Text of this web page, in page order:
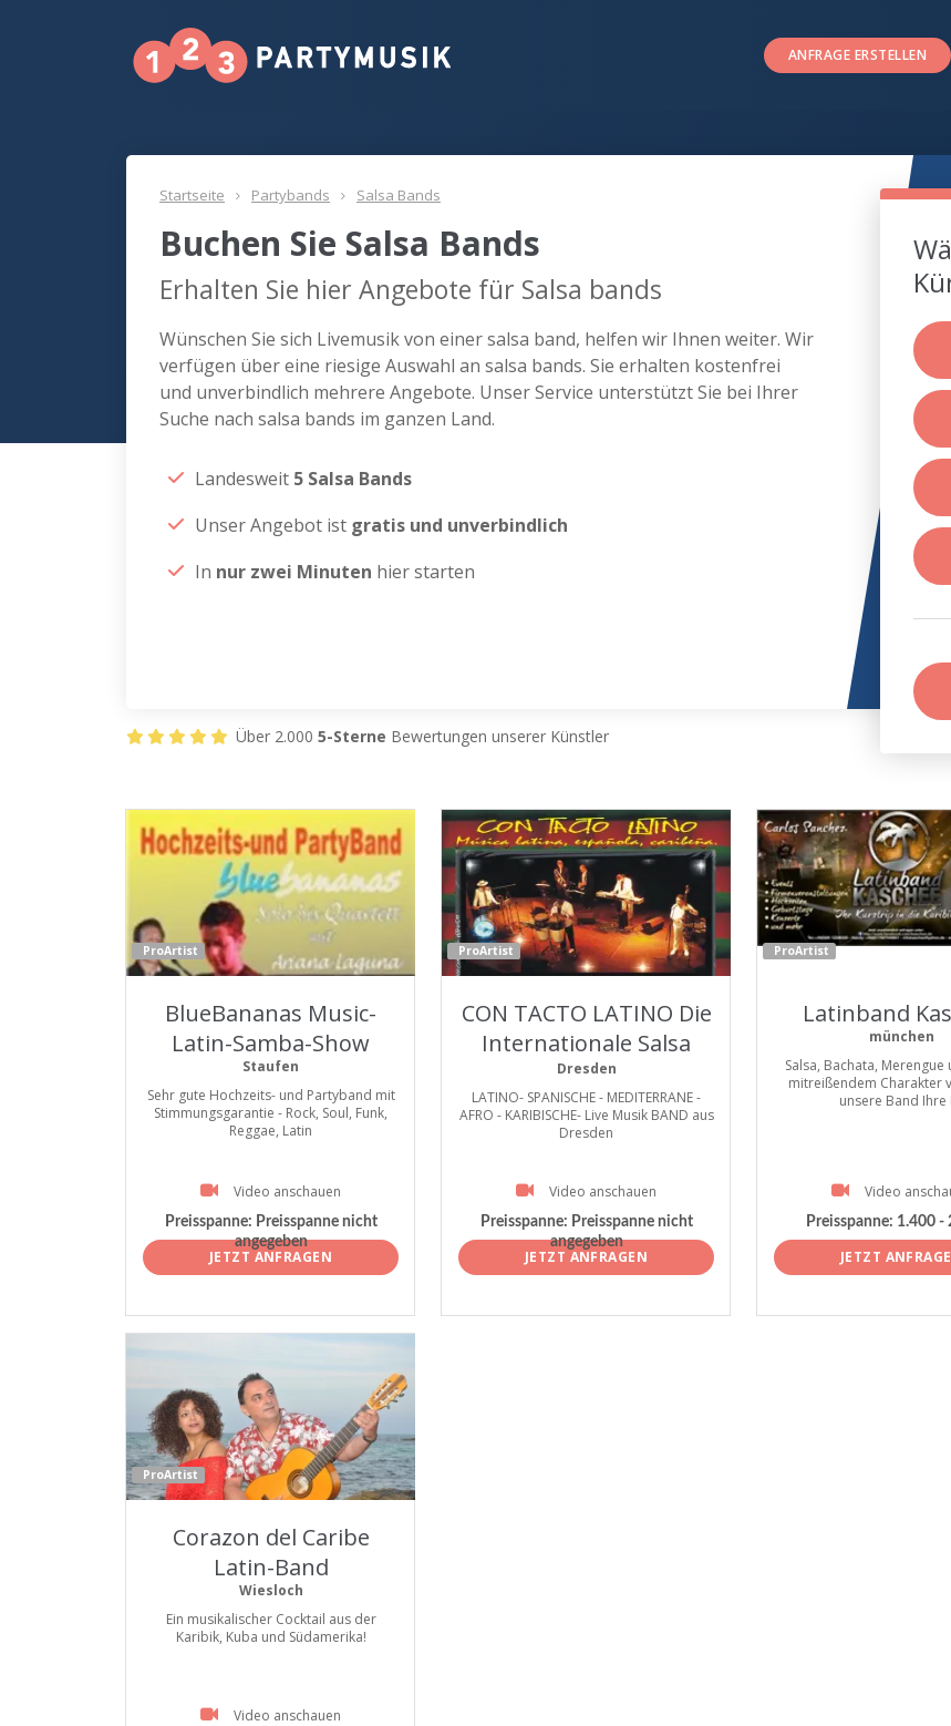
ANFRAGE ERSTELLEN
Startseite Partybands Salsa Bands
Buchen Sie Salsa Bands
Erhalten Sie hier Angebote für Salsa bands
Wünschen Sie sich Livemusik von einer salsa band, helfen wir Ihnen weiter. Wir
verfügen über eine riesige Auswahl an salsa bands. Sie erhalten kostenfrei
und unverbindlich mehrere Angebote. Unser Service unterstützt Sie bei Ihrer
Suche nach salsa bands im ganzen Land.
Landesweit 5 Salsa Bands
Unser Angebot ist gratis und unverbindlich
In nur zwei Minuten hier starten
Über 2.000 5-Sterne Bewertungen unserer Künstler
ProArtist
BlueBananas Music-
Latin-Samba-Show
Staufen
Sehr gute Hochzeits- und Partyband mit
Stimmungsgarantie - Rock, Soul, Funk,
Reggae, Latin
Video anschauen
Preisspanne: Preisspanne nicht
angegeben
JETZT ANFRAGEN
ProArtist
CON TACTO LATINO Die
Internationale Salsa
Band aus Dresden
Dresden
LATINO- SPANISCHE - MEDITERRANE -
AFRO - KARIBISCHE- Live Musik BAND aus
Dresden
Video anschauen
Preisspanne: Preisspanne nicht
angegeben
JETZT ANFRAGEN
ProArtist
Latinband
münchen
Salsa, Bachata, Merengue
mitreißendem Charakter
unsere Band Ihre
Video
Preisspanne: 1.400 -
JETZT
ProArtist
Corazon del Caribe
Latin-Band
Wiesloch
Ein musikalischer Cocktail aus der
Karibik, Kuba und Südamerika!
Video anschauen